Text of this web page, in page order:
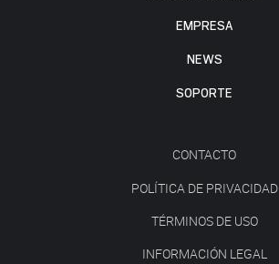
EMPRESA
NEWS
SOPORTE
CONTACTO
POLÍTICA DE PRIVACIDAD
TÉRMINOS DE USO
INFORMACIÓN LEGAL